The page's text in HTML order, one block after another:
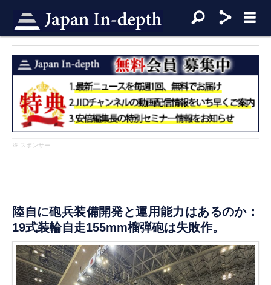
※ スポンサー
陸自に砲兵装備開発と運用能力はあるのか：
19式装輪自走155mm榴弾砲は失敗作。